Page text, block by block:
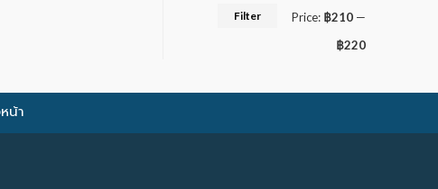
Filter Price: ฿210 —
฿220
น้า